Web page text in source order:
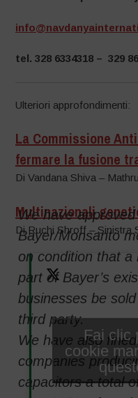
tel. 328 6334318 –329
Ulteriori approfondimenti:
La Commissione
fermare la fusione
Di Vandana Shiva –
Multinazionali
Di Ruchi Shroff – Sinistra
We have
Bayer/Monsanto
on condition that a
part of Bayer’s
businesses be
third party.
We have also
companies
capacitors a total
Fai clic
cookie